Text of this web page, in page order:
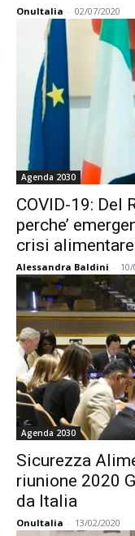
OnuItalia - 02/07/2020
Agenda 2030
COVID-19: Del
perche’
crisi
Alessandra Baldini -
Agenda 2030
Sicurezza
riunione 2020
da Italia
OnuItalia - 13/02/2020